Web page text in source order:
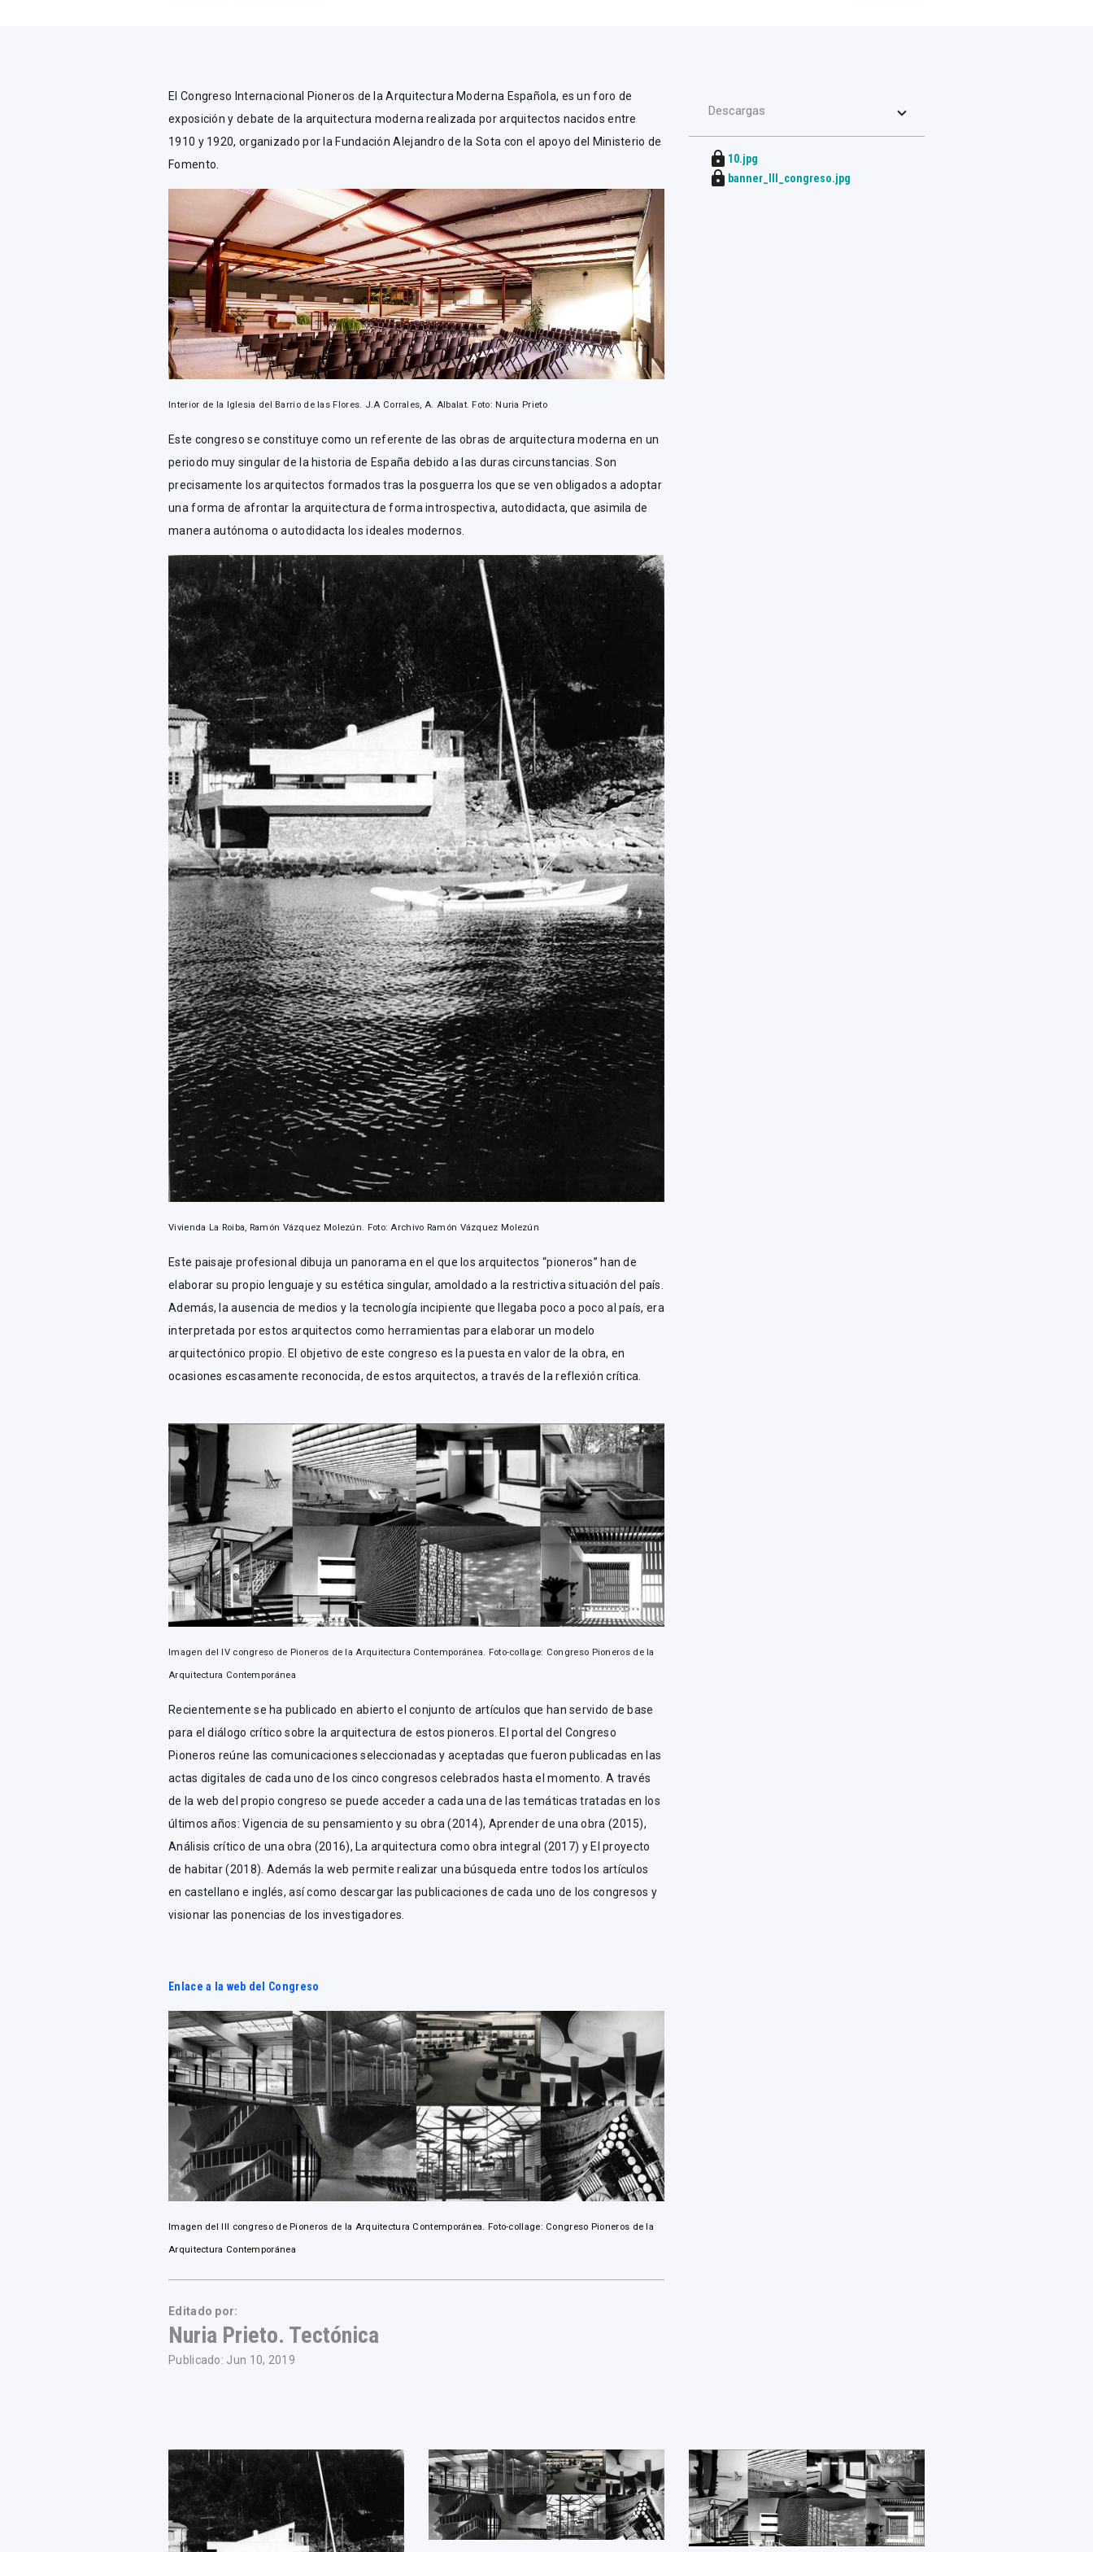
El Congreso Internacional Pioneros de la Arquitectura Moderna Española, es un foro de
exposición y debate de la arquitectura moderna realizada por arquitectos nacidos entre
1910 y 1920, organizado por la Fundación Alejandro de la Sota con el apoyo del Ministerio de
Fomento.
Interior de la Iglesia del Barrio de las Flores. J.A Corrales, A. Albalat. Foto: Nuria Prieto
Este congreso se constituye como un referente de las obras de arquitectura moderna en un
periodo muy singular de la historia de España debido a las duras circunstancias. Son
precisamente los arquitectos formados tras la posguerra los que se ven obligados a adoptar
una forma de afrontar la arquitectura de forma introspectiva, autodidacta, que asimila de
manera autónoma o autodidacta los ideales modernos.
Vivienda La Roiba, Ramón Vázquez Molezún. Foto: Archivo Ramón Vázquez Molezún
Este paisaje profesional dibuja un panorama en el que los arquitectos “pioneros” han de
elaborar su propio lenguaje y su estética singular, amoldado a la restrictiva situación del país.
Además, la ausencia de medios y la tecnología incipiente que llegaba poco a poco al país, era
interpretada por estos arquitectos como herramientas para elaborar un modelo
arquitectónico propio. El objetivo de este congreso es la puesta en valor de la obra, en
ocasiones escasamente reconocida, de estos arquitectos, a través de la reflexión crítica.
Imagen del IV congreso de Pioneros de la Arquitectura Contemporánea. Foto-collage: Congreso Pioneros de la
Arquitectura Contemporánea
Recientemente se ha publicado en abierto el conjunto de artículos que han servido de base
para el diálogo crítico sobre la arquitectura de estos pioneros. El portal del Congreso
Pioneros reúne las comunicaciones seleccionadas y aceptadas que fueron publicadas en las
actas digitales de cada uno de los cinco congresos celebrados hasta el momento. A través
de la web del propio congreso se puede acceder a cada una de las temáticas tratadas en los
últimos años: Vigencia de su pensamiento y su obra (2014), Aprender de una obra (2015),
Análisis crítico de una obra (2016), La arquitectura como obra integral (2017) y El proyecto
de habitar (2018). Además la web permite realizar una búsqueda entre todos los artículos
en castellano e inglés, así como descargar las publicaciones de cada uno de los congresos y
visionar las ponencias de los investigadores.
Enlace a la web del Congreso
Imagen del III congreso de Pioneros de la Arquitectura Contemporánea. Foto-collage: Congreso Pioneros de la
Arquitectura Contemporánea
Editado por:
Nuria Prieto. Tectónica
Publicado: Jun 10, 2019
Descargas
lock 10.jpg
lock banner_III_congreso.jpg